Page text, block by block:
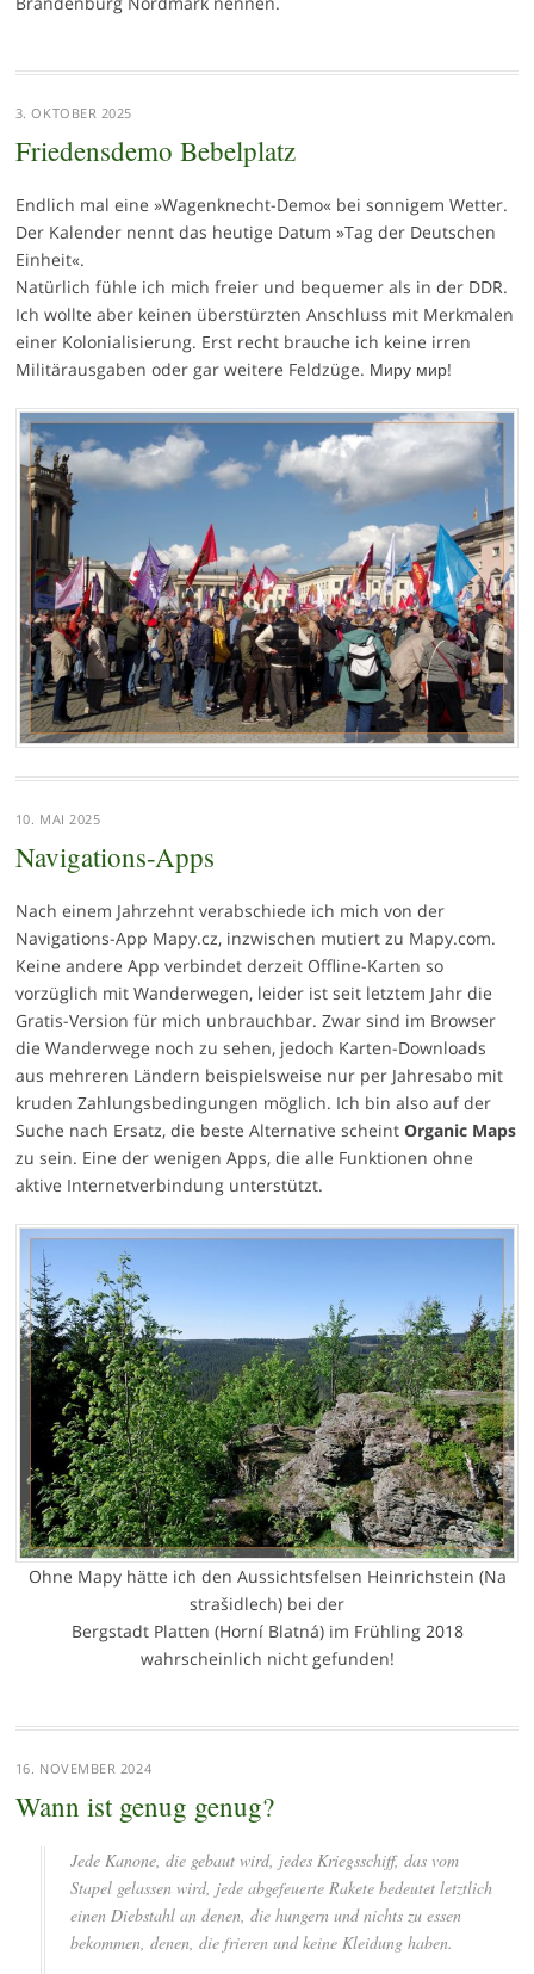
3. OKTOBER 2025
Friedensdemo Bebelplatz
Endlich mal eine »Wagenknecht-Demo« bei sonnigem Wetter.
Der Kalender nennt das heutige Datum »Tag der Deutschen
Einheit«.
Natürlich fühle ich mich freier und bequemer als in der DDR.
Ich wollte aber keinen überstürzten Anschluss mit Merkmalen
einer Kolonialisierung. Erst recht brauche ich keine irren
Militärausgaben oder gar weitere Feldzüge. Миру мир!
10. MAI 2025
Navigations-Apps
Nach einem Jahrzehnt verabschiede ich mich von der
Navigations-App Mapy.cz, inzwischen mutiert zu Mapy.com.
Keine andere App verbindet derzeit Offline-Karten so
vorzüglich mit Wanderwegen, leider ist seit letztem Jahr die
Gratis-Version für mich unbrauchbar. Zwar sind im Browser
die Wanderwege noch zu sehen, jedoch Karten-Downloads
aus mehreren Ländern beispielsweise nur per Jahresabo mit
kruden Zahlungsbedingungen möglich. Ich bin also auf der
Suche nach Ersatz, die beste Alternative scheint Organic Maps
zu sein. Eine der wenigen Apps, die alle Funktionen ohne
aktive Internetverbindung unterstützt.
Ohne Mapy hätte ich den Aussichtsfelsen Heinrichstein (Na
strašidlech) bei der
Bergstadt Platten (Horní Blatná) im Frühling 2018
wahrscheinlich nicht gefunden!
16. NOVEMBER 2024
Wann ist genug genug?
Jede Kanone, die gebaut wird, jedes Kriegsschiff, das vom
Stapel gelassen wird, jede abgefeuerte Rakete bedeutet letztlich
einen Diebstahl an denen, die hungern und nichts zu essen
bekommen, denen, die frieren und keine Kleidung haben.